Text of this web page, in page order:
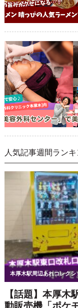
人気記事週間ラン